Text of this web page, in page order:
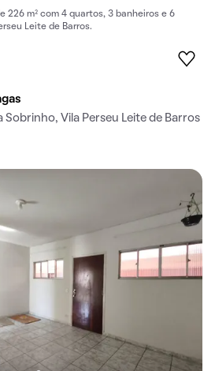
226 m² com 4 quartos, 3 banheiros e 6
Leite de Barros.
Sobrinho, Vila Perseu Leite de Barros